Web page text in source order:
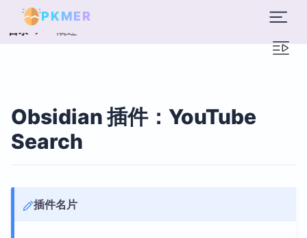
PKMER
目录 概述
Obsidian 插件：YouTube
Search
插件名片